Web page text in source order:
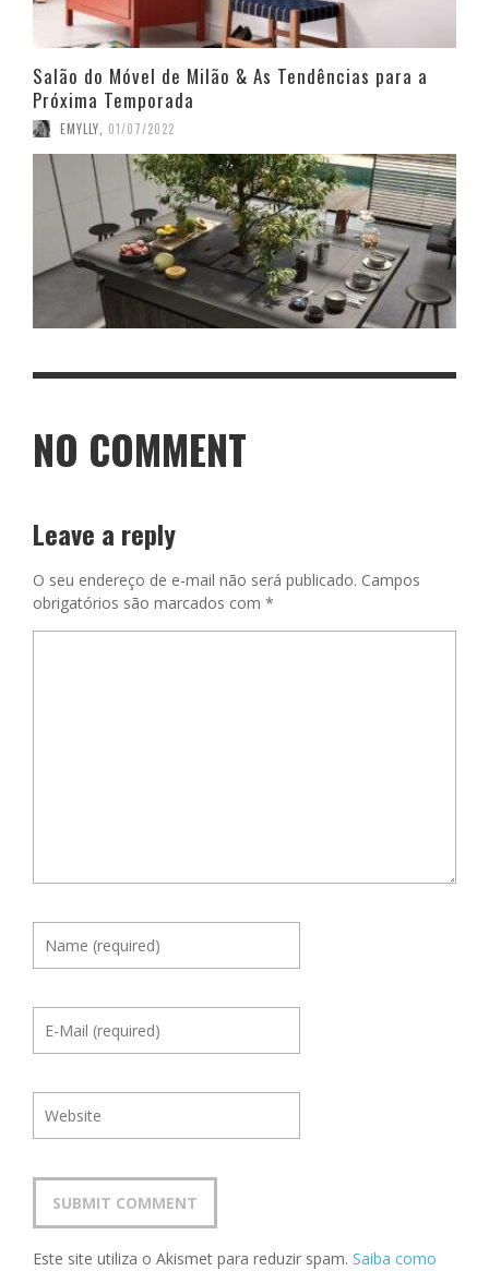
Salão do Móvel de Milão & As Tendências para a
Próxima Temporada
EMYLLY, 01/07/2022
NO COMMENT
Leave a reply
O seu endereço de e-mail não será publicado. Campos
obrigatórios são marcados com *
Este site utiliza o Akismet para reduzir spam. Saiba como